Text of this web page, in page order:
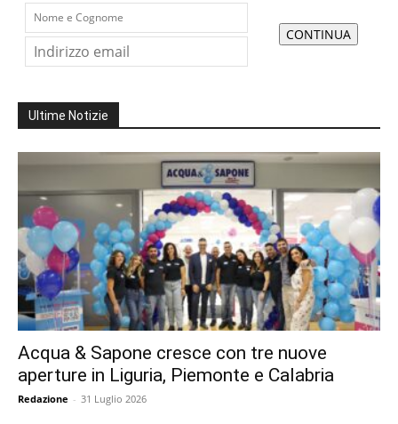
Ultime Notizie
Acqua & Sapone cresce con tre nuove
aperture in Liguria, Piemonte e Calabria
Redazione - 31 Luglio 2026